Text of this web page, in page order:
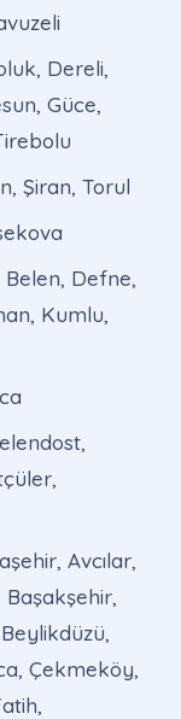
Dereli,
Güce,
Şiran, Torul
Belen, Defne,
Kumlu,
Avcılar,
Başakşehir,
Çekmeköy,